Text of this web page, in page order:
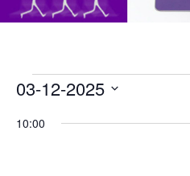
für
03-12-2025
wählen.
10:00